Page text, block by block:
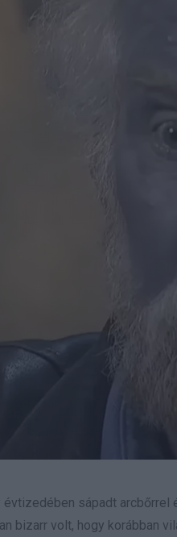
évtizedében sápadt
bizarr volt, hogy korábban